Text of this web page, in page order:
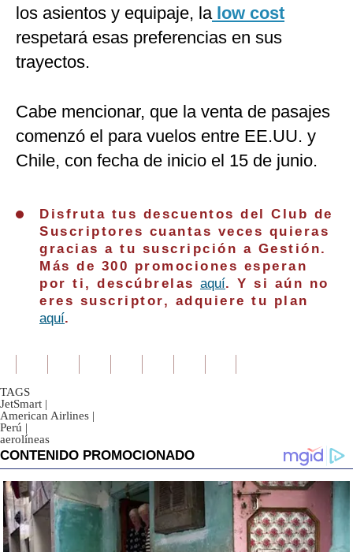
los asientos y equipaje, lalow cost
respetará esas preferencias en sus
trayectos.
Cabe mencionar, que la venta de pasajes
comenzó el para vuelos entre EE.UU. y
Chile, con fecha de inicio el 15 de junio.
Disfruta tus descuentos del Club de
Suscriptores cuantas veces quieras
gracias a tu suscripción a Gestión.
Más de 300 promociones esperan
por ti, descúbrelas aquí. Y si aún no
eres suscriptor, adquiere tu plan
aquí.
TAGS
JetSmart |
American Airlines |
Perú |
aerolíneas